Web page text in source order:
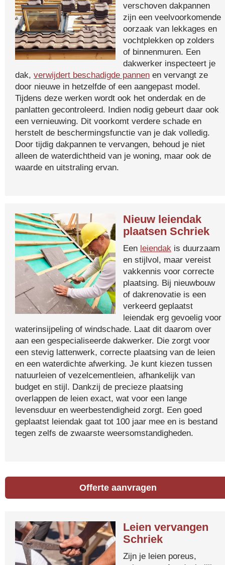
verschoven dakpannen
zijn een veelvoorkomende
oorzaak van lekkages en
vochtplekken op zolders
of binnenmuren. Een
dakwerker inspecteert je
dak, verwijdert beschadigde pannen en vervangt ze
door nieuwe in hetzelfde of een aangepast model.
Tijdens deze werken wordt ook het onderdak en de
panlatten gecontroleerd. Indien nodig gebeurt daar ook
een vernieuwing. Dit voorkomt verdere schade en
herstelt de beschermingsfunctie van je dak volledig.
Door tijdig dakpannen te vervangen, behoud je niet
alleen de waterdichtheid van je woning, maar ook de
waarde en uitstraling ervan.
Nieuw leiendak
plaatsen Schriek
Een leiendak is duurzaam
en stijlvol, maar vereist
vakkennis voor correcte
plaatsing. Bij nieuwbouw
of dakrenovatie is een
verkeerd geplaatst
leiendak erg gevoelig voor
waterinsijpeling of windschade. Laat dit daarom over
aan een gespecialiseerde dakwerker. Die zorgt voor
een stevig lattenwerk, correcte plaatsing van de leien
en een waterdichte afwerking. Je kunt kiezen tussen
natuurleien of vezelcementleien, afhankelijk van
budget en stijl. Dankzij de precieze plaatsing
overlappen de leien exact, wat voor een lange
levensduur en weerbestendigheid zorgt. Een goed
geplaatst leiendak gaat tot 100 jaar mee en is bestand
tegen zelfs de zwaarste weersomstandigheden.
Offerte aanvragen
Leien vervangen
Schriek
Zijn je leien poreus,